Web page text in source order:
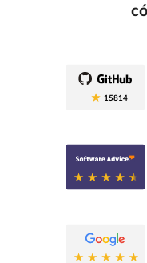
15814